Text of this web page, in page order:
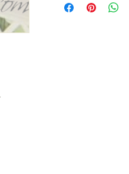
personalizzato da